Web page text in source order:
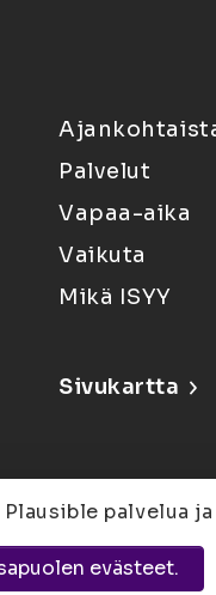
Palvelut
Vapaa-aika
Vaikuta
Mikä ISYY
Sivukartta
80100 Joensuu |
palvelua
evästeet.